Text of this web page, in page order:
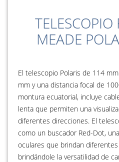
TELESCOPIO
MEADE
El telescopio Polaris de 114
mm y una distancia focal de
montura ecuatorial, incluye
lenta que permiten una
diferentes direcciones. El
como un buscador Red-Dot,
oculares que brindan
brindándole la versatilidad de